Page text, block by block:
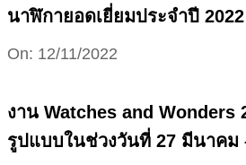
นาฬิกายอดเยี่ยมประจำปี 2022
2022-
On: 12/11/2022
งาน Watches and Wonders
รูปแบบในช่วงวันที่ 27 มีนาคม